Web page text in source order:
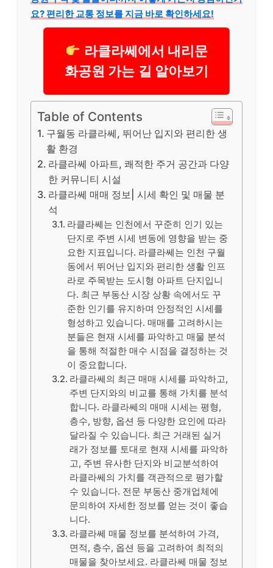
요? 편리한 교통 정보를 지금 바로 확인하세요!
라클라쎄에서 내리문
화공원 가는 길 알아보기
Table of Contents
구월동 라클라쎄, 뛰어난 입지와 편리한 생
활 환경
라클라쎄 아파트, 쾌적한 주거 공간과 다양
한 커뮤니티 시설
라클라쎄 매매 정보| 시세 확인 및 매물 분
석
라클라쎄는 인천에서 꾸준히 인기 있는
단지로 주변 시세 변동에 영향을 받는 중
요한 지표입니다. 라클라쎄는 인천 구월
동에서 뛰어난 입지와 편리한 생활 인프
라로 주목받는 도시형 아파트 단지입니
다. 최근 부동산 시장 상황 속에서도 꾸
준한 인기를 유지하며 안정적인 시세를
형성하고 있습니다. 매매를 고려하시는
분들은 현재 시세를 파악하고 매물 분석
을 통해 적절한 매수 시점을 결정하는 것
이 중요합니다.
라클라쎄의 최근 매매 시세를 파악하고,
주변 단지와의 비교를 통해 가치를 분석
합니다. 라클라쎄의 매매 시세는 평형,
층수, 방향, 옵션 등 다양한 요인에 따라
달라질 수 있습니다. 최근 거래된 실거
래가 정보를 토대로 현재 시세를 파악하
고, 주변 유사한 단지와 비교분석하여
라클라쎄의 가치를 객관적으로 평가할
수 있습니다. 전문 부동산 중개업체에
문의하여 자세한 정보를 얻는 것이 좋습
니다.
라클라쎄 매물 정보를 분석하여 가격,
면적, 층수, 옵션 등을 고려하여 최적의
매물을 찾아보세요. 라클라쎄 매물 정보